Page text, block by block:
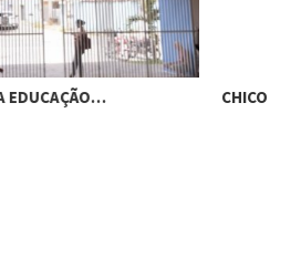
POTENCIAL ESPORTIVO,…